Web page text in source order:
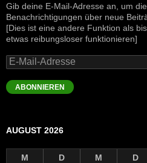
Gib deine E-Mail-Adresse an, um
Benachrichtigungen über neue
[Dies ist eine andere Funktion als
etwas reibungsloser funktionieren]
E-
Mail-
Adresse
ABONNIEREN
AUGUST 2026
M D M D